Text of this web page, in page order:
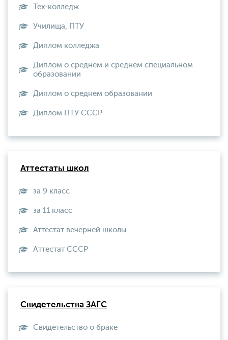
Тех-колледж
Училища, ПТУ
Диплом колледжа
Диплом о среднем и среднем специальном
образовании
Диплом о среднем образовании
Диплом ПТУ СССР
Аттестаты школ
за 9 класс
за 11 класс
Аттестат вечерней школы
Aттестат СССР
Свидетельства ЗАГС
Свидетельство о браке